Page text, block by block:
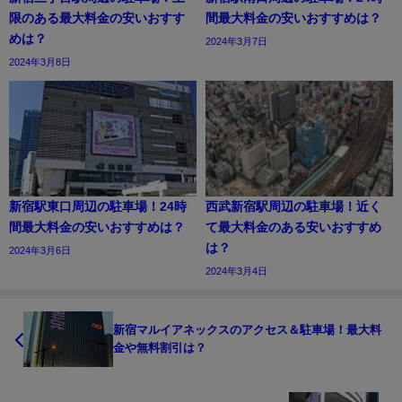
限のある最大料金の安いおすす
めは？
2024年3月8日
間最大料金の安いおすすめは？
2024年3月7日
新宿駅東口周辺の駐車場！24時
間最大料金の安いおすすめは？
2024年3月6日
西武新宿駅周辺の駐車場！近く
て最大料金のある安いおすすめ
は？
2024年3月4日
新宿マルイアネックスのアクセス＆駐車場！最大料
金や無料割引は？